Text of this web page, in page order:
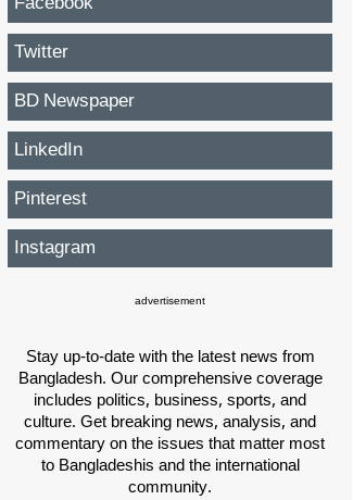
Twitter
BD Newspaper
LinkedIn
Pinterest
Instagram
advertisement
Stay up-to-date with the latest news from
Bangladesh. Our comprehensive coverage
includes politics, business, sports, and
culture. Get breaking news, analysis, and
commentary on the issues that matter most
to Bangladeshis and the international
community.